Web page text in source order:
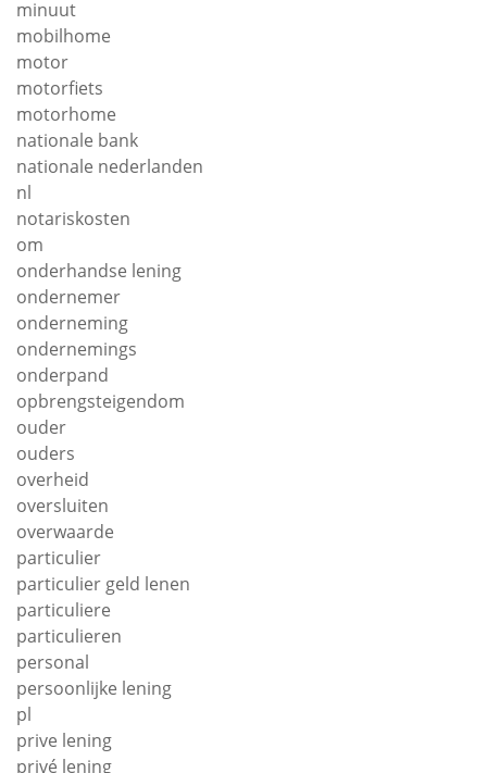
minuut
mobilhome
motor
motorfiets
motorhome
nationale bank
nationale nederlanden
nl
notariskosten
om
onderhandse lening
ondernemer
onderneming
ondernemings
onderpand
opbrengsteigendom
ouder
ouders
overheid
oversluiten
overwaarde
particulier
particulier geld lenen
particuliere
particulieren
personal
persoonlijke lening
pl
prive lening
privé lening